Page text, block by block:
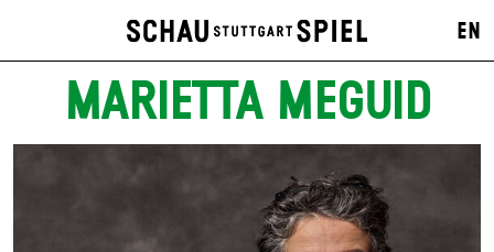
EN
MARIETTA MEGUID